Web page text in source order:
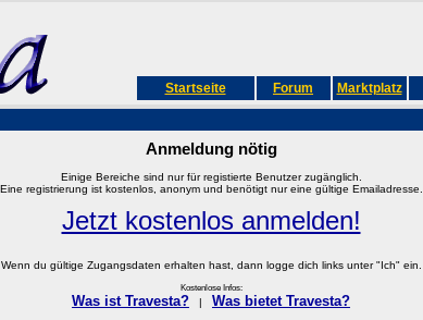
Startseite Forum Marktplatz
Anmeldung nötig
Einige Bereiche sind nur für registierte Benutzer zugänglich.
Eine registrierung ist kostenlos, anonym und benötigt nur eine gültige Emailadresse.
Jetzt kostenlos anmelden!
Wenn du gültige Zugangsdaten erhalten hast, dann logge dich links unter "Ich" ein.
Kostenlose Infos:
Was ist Travesta? Was bietet Travesta?